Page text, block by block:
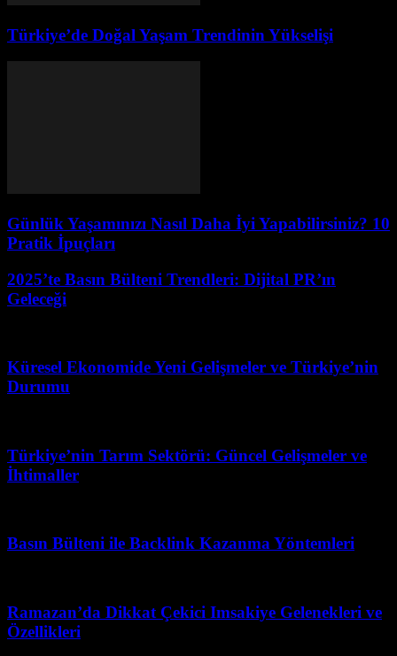
Türkiye’de Doğal Yaşam Trendinin Yükselişi
Günlük Yaşamınızı Nasıl Daha İyi Yapabilirsiniz? 10
Pratik İpuçları
2025’te Basın Bülteni Trendleri: Dijital PR’ın
Geleceği
Küresel Ekonomide Yeni Gelişmeler ve Türkiye’nin
Durumu
Türkiye’nin Tarım Sektörü: Güncel Gelişmeler ve
İhtimaller
Basın Bülteni ile Backlink Kazanma Yöntemleri
Ramazan’da Dikkat Çekici Imsakiye Gelenekleri ve
Özellikleri